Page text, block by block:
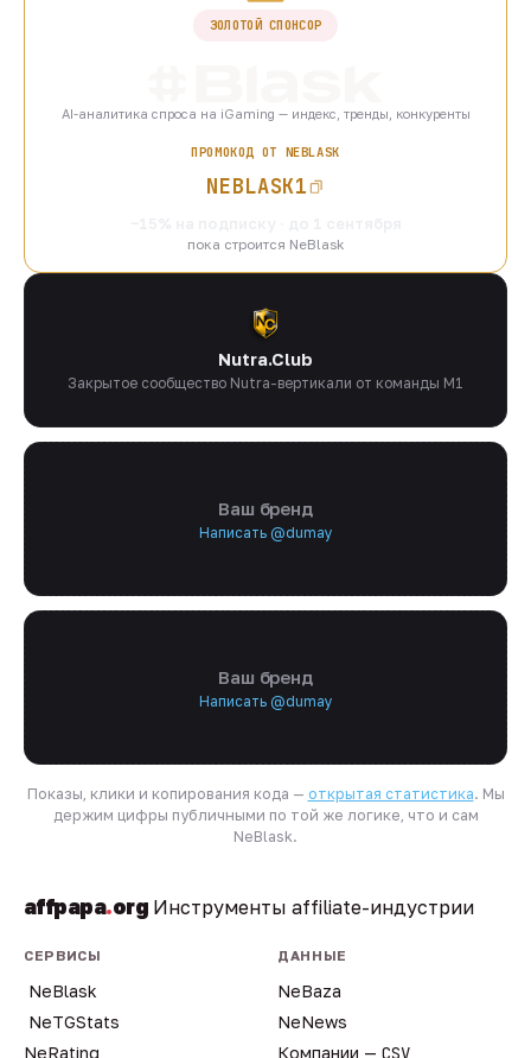
ЗОЛОТОЙ СПОНСОР
AI-аналитика спроса на iGaming — индекс, тренды, конкуренты
ПРОМОКОД ОТ NEBLASK
NEBLASK1
пока строится NeBlask
Nutra.Club
Закрытое сообщество Nutra-вертикали от команды M1
Ваш бренд
Написать @dumay
Ваш бренд
Написать @dumay
Показы, клики и копирования кода — открытая статистика. Мы
держим цифры публичными по той же логике, что и сам
NeBlask.
affpapa.org Инструменты affiliate-индустрии
СЕРВИСЫ
NeBlask
NeTGStats
NeRating
ДАННЫЕ
NeBaza
NeNews
Компании — CSV